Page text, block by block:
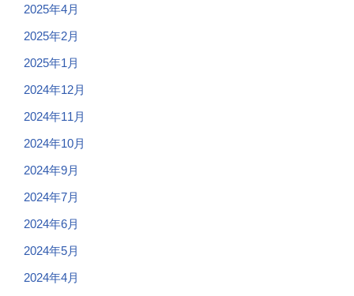
2025年4月
2025年2月
2025年1月
2024年12月
2024年11月
2024年10月
2024年9月
2024年7月
2024年6月
2024年5月
2024年4月